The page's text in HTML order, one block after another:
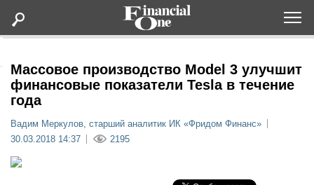
Дайджесты
Массовое производство Model 3 улучшит
финансовые показатели Tesla в течение
года
Вадим Меркулов, старший аналитик ИК «Фридом Финанс»
30.03.2018 14:37
2195